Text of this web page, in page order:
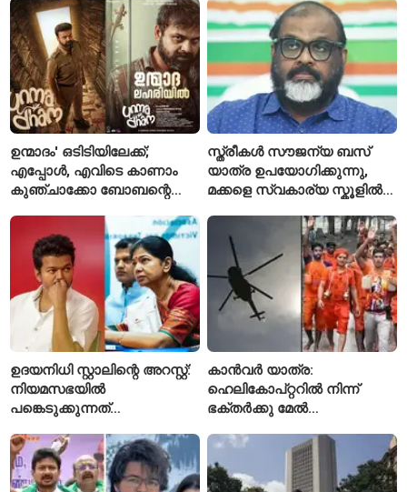
സ്ഥിരീകരിച്ചു
എന്തെല്ലാം കുറ്റങ്ങൾ?
ഉന്മാദം' ഒടിടിയിലേക്ക്;
എപ്പോൾ, എവിടെ കാണാം
കുഞ്ചാക്കോ ബോബന്റെ
സ്ത്രീകൾ സൗജന്യ ബസ്
യാത്ര ഉപയോഗിക്കുന്നു,
മക്കളെ സ്വകാര്യ സ്കൂളിൽ
ഉദയനിധി സ്റ്റാലിന്റെ അറസ്റ്റ്:
നിയമസഭയിൽ
പങ്കെടുക്കുന്നത്
കനിമൊഴി
കാൻവർ യാത്ര:
ഹെലികോപ്റ്ററിൽ നിന്ന്
ഭക്തർക്കു മേൽ
ഉത്തർപ്രദേശ് സർക്കാർ